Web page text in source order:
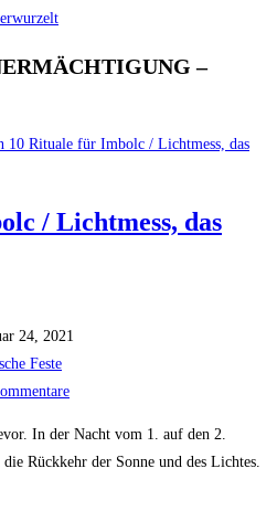
–
/ Lichtmess, das
24, 2021
Feste
In der Nacht vom 1. auf den 2.
Rückkehr der Sonne und des Lichtes.